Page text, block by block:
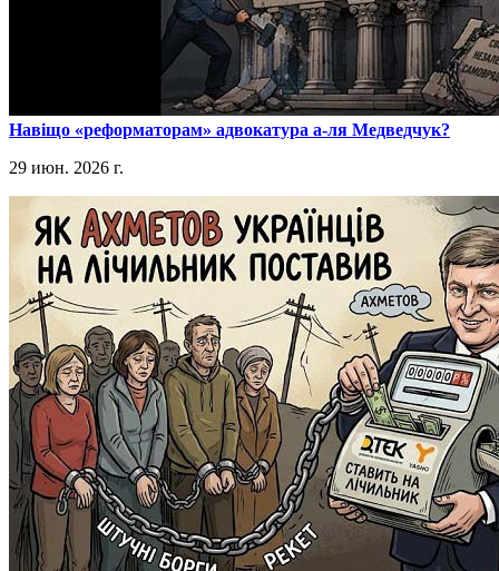
​Навіщо «реформаторам» адвокатура а-ля Медведчук?
29 июн. 2026 г.